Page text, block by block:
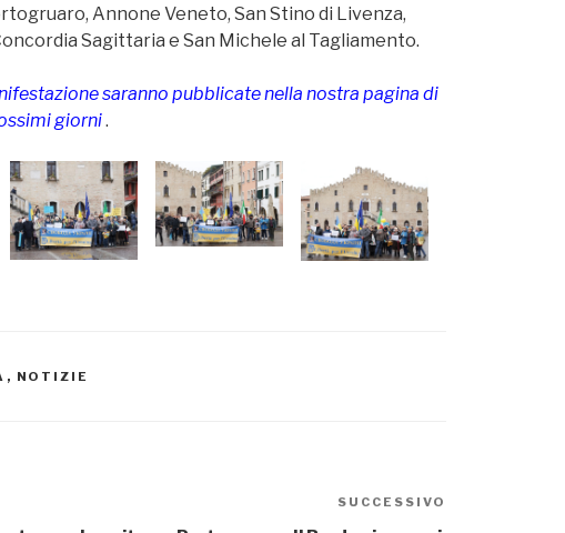
Annone Veneto, San Stino di Livenza,
Sagittaria e San Michele al Tagliamento.
saranno pubblicate nella nostra pagina di
giorni.
, NOTIZIE
SUCCESSIVO